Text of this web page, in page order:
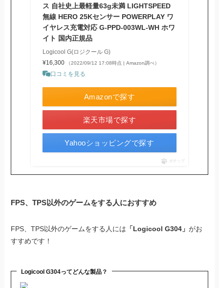
ス 自社史上最軽量63g未満 LIGHTSPEED
無線 HERO 25Kセンサー POWERPLAY ワ
イヤレス充電対応 G-PPD-003WL-WH ホワ
イト 国内正規品
Logicool G(ロジクール G)
¥16,300
（2022/09/12 17:08時点 | Amazon調べ）
口コミを見る
Amazonで探す
楽天市場で探す
Yahooショッピングで探す
ポチップ
FPS、TPS以外のゲームをする人におすすめ
FPS、TPS以外のゲームをする人には 「Logicool G304」がお
すすめです！
Logicool G304ってどんな製品？